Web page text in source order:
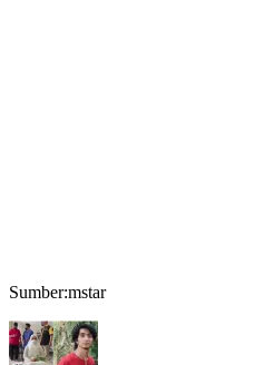
Sumber:mstar